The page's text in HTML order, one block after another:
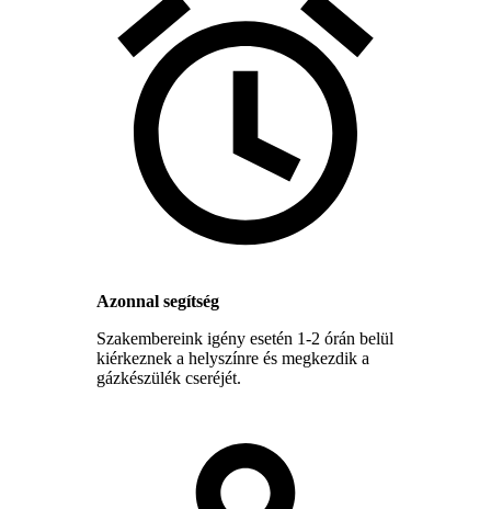
Azonnal segítség
Szakembereink igény esetén 1-2 órán belül
kiérkeznek a helyszínre és megkezdik a
gázkészülék cseréjét.